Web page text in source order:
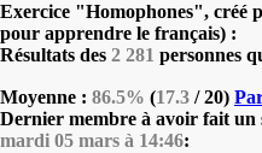
Exercice "Homophones", créé
pour apprendre le français) :
Résultats des 2 281 personnes
Moyenne : 86.5% (17.3 / 20)
Dernier membre à avoir fait un
mardi 05 mars à 14:46: